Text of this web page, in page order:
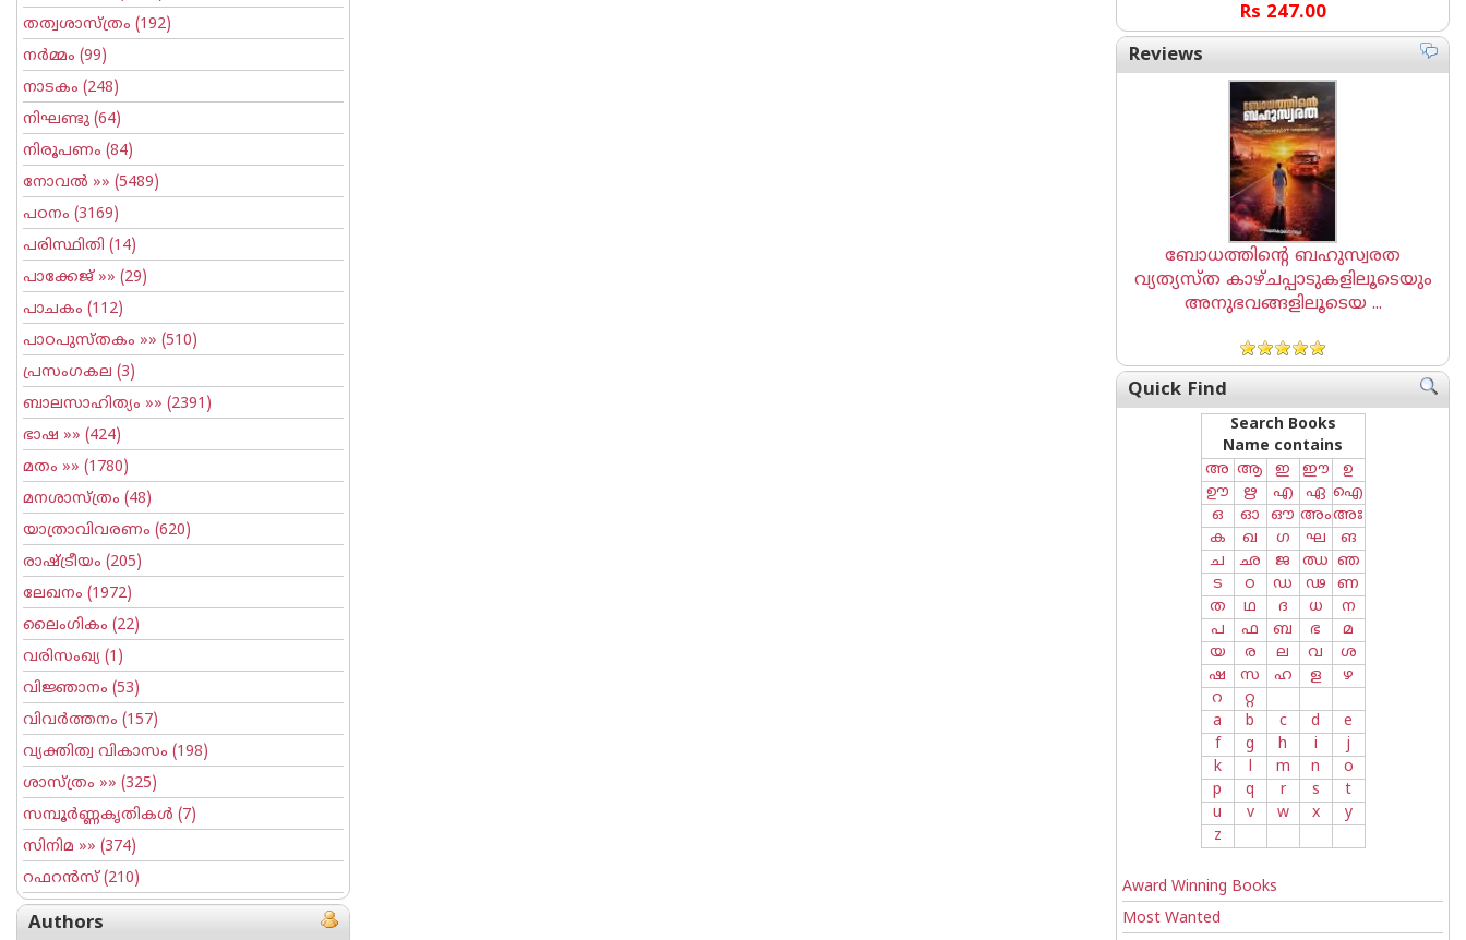
തത്വശാസ്ത്രം (192)
നര്‍മ്മം (99)
നാടകം (248)
നിഘണ്ടു (64)
നിരൂപണം (84)
നോവല്‍ »» (5489)
പഠനം (3169)
പരിസ്ഥിതി (14)
പാക്കേജ് »» (29)
പാചകം (112)
പാഠപുസ്തകം »» (510)
പ്രസംഗകല (3)
ബാലസാഹിത്യം »» (2391)
ഭാഷ »» (424)
മതം »» (1780)
മനശാസ്ത്രം (48)
യാത്രാവിവരണം (620)
രാഷ്ട്രീയം (205)
ലേഖനം (1972)
ലൈംഗികം (22)
വരിസംഖ്യ (1)
വിജ്ഞാനം (53)
വിവര്‍ത്തനം (157)
വ്യക്തിത്വ വികാസം (198)
ശാസ്ത്രം »» (325)
സമ്പൂര്‍ണ്ണകൃതികള്‍ (7)
സിനിമ »» (374)
റഫറന്‍സ്(210)
Authors
Rs 247.00
Reviews
ബോധത്തിന്റെ ബഹുസ്വരത
വ്യത്യസ്ത കാഴ്ചപ്പാടുകളിലൂടെയും
അനുഭവങ്ങളിലൂടെയ ...
Quick Find
Search Books
Name contains
അ ആ ഇ ഈ
ഉ
ഊ
ഋ എ ഏ ഐ
ഒ
ഓ ഔ അംഅഃ
ക
ഖ ഗ ഘ
ങ
ച
ഛ ജ ഝ ഞ
ട
ഠ ഡ ഢ
ണ
ത
ഥ ദ ധ
ന
പ
ഫ ബ ഭ
മ
യ
ര ല വ
ശ
ഷ
സ ഹ ള
ഴ
റ
റ്റ
a
b c d
e
f
g h i
j
k
l m n
o
p
q r s
t
u
v w x
y
z
Award Winning Books
Most Wanted